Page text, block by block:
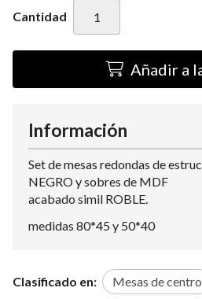
Cantidad
Añadir a
Información
Set de mesas redondas de
NEGRO y sobres de MDF
acabado simil ROBLE.
medidas 80*45 y 50*40
Clasificado en: Mesas de centro